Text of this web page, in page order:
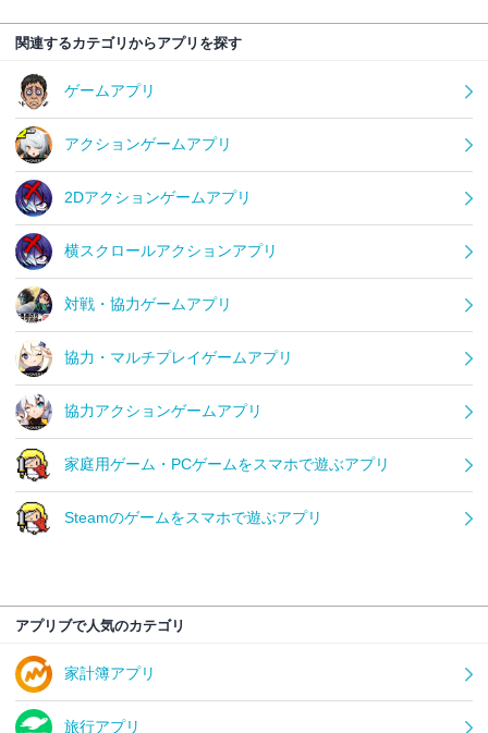
関連するカテゴリからアプリを探す
ゲームアプリ
アクションゲームアプリ
2Dアクションゲームアプリ
横スクロールアクションアプリ
対戦・協力ゲームアプリ
協力・マルチプレイゲームアプリ
協力アクションゲームアプリ
家庭用ゲーム・PCゲームをスマホで遊ぶアプリ
Steamのゲームをスマホで遊ぶアプリ
アプリブで人気のカテゴリ
家計簿アプリ
旅行アプリ